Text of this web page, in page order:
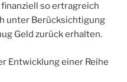
so ertragreich
unter Berücksichtigung
Geld zurück erhalten.
Entwicklung einer Reihe